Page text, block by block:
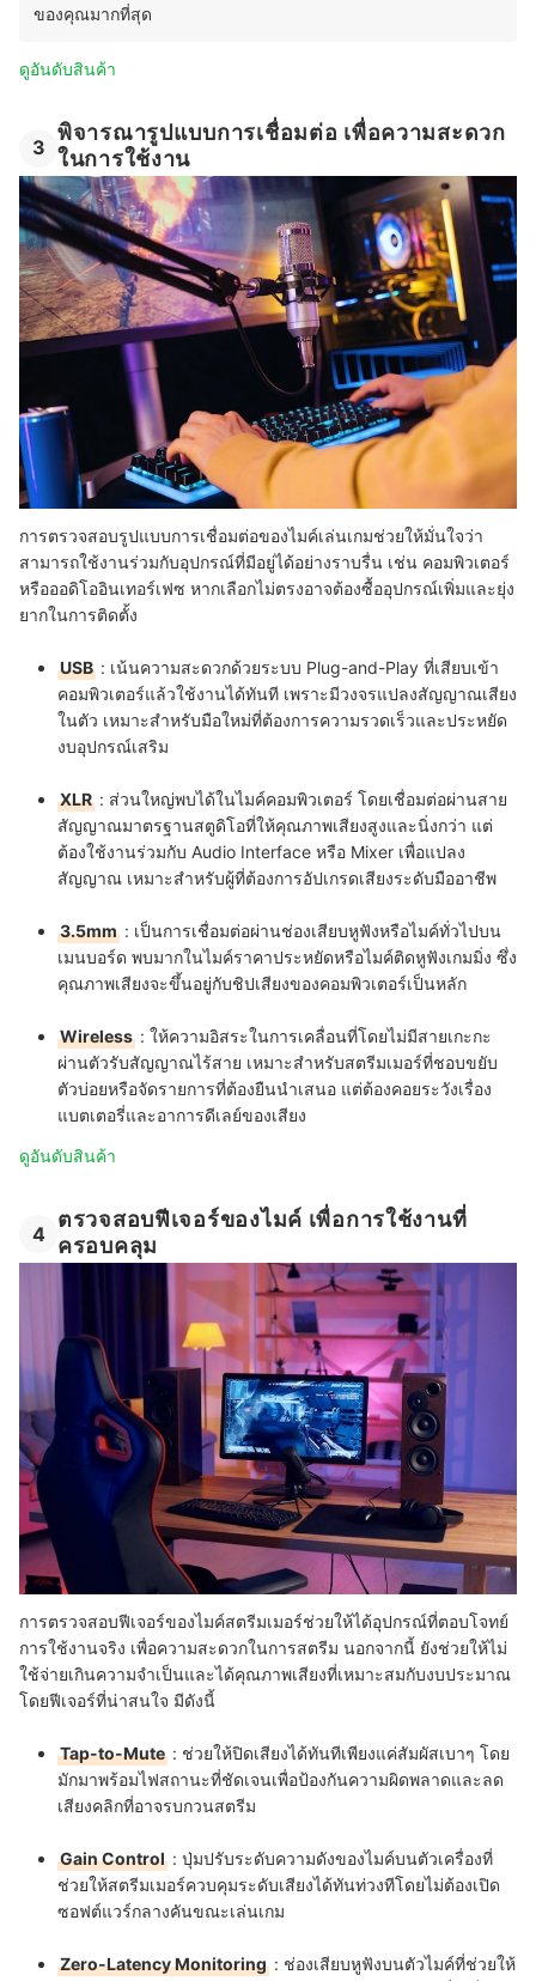
ของคุณมากที่สุด
ดูอันดับสินค้า
3
พิจารณารูปแบบการเชื่อมต่อ เพื่อความสะดวก
ในการใช้งาน
การตรวจสอบรูปแบบการเชื่อมต่อของไมค์เล่นเกมช่วยให้มั่นใจว่า
สามารถใช้งานร่วมกับอุปกรณ์ที่มีอยู่ได้อย่างราบรื่น เช่น คอมพิวเตอร์
หรือออดิโออินเทอร์เฟซ หากเลือกไม่ตรงอาจต้องซื้ออุปกรณ์เพิ่มและยุ่ง
ยากในการติดตั้ง
USB : เน้นความสะดวกด้วยระบบ Plug-and-Play ที่เสียบเข้า
คอมพิวเตอร์แล้วใช้งานได้ทันที เพราะมีวงจรแปลงสัญญาณเสียง
ในตัว เหมาะสำหรับมือใหม่ที่ต้องการความรวดเร็วและประหยัด
งบอุปกรณ์เสริม
XLR : ส่วนใหญ่พบได้ในไมค์คอมพิวเตอร์ โดยเชื่อมต่อผ่านสาย
สัญญาณมาตรฐานสตูดิโอที่ให้คุณภาพเสียงสูงและนิ่งกว่า แต่
ต้องใช้งานร่วมกับ Audio Interface หรือ Mixer เพื่อแปลง
สัญญาณ เหมาะสำหรับผู้ที่ต้องการอัปเกรดเสียงระดับมืออาชีพ
3.5mm : เป็นการเชื่อมต่อผ่านช่องเสียบหูฟังหรือไมค์ทั่วไปบน
เมนบอร์ด พบมากในไมค์ราคาประหยัดหรือไมค์ติดหูฟังเกมมิ่ง ซึ่ง
คุณภาพเสียงจะขึ้นอยู่กับชิปเสียงของคอมพิวเตอร์เป็นหลัก
Wireless : ให้ความอิสระในการเคลื่อนที่โดยไม่มีสายเกะกะ
ผ่านตัวรับสัญญาณไร้สาย เหมาะสำหรับสตรีมเมอร์ที่ชอบขยับ
ตัวบ่อยหรือจัดรายการที่ต้องยืนนำเสนอ แต่ต้องคอยระวังเรื่อง
แบตเตอรี่และอาการดีเลย์ของเสียง
ดูอันดับสินค้า
4
ตรวจสอบฟีเจอร์ของไมค์ เพื่อการใช้งานที่
ครอบคลุม
การตรวจสอบฟีเจอร์ของไมค์สตรีมเมอร์ช่วยให้ได้อุปกรณ์ที่ตอบโจทย์
การใช้งานจริง เพื่อความสะดวกในการสตรีม นอกจากนี้ ยังช่วยให้ไม่
ใช้จ่ายเกินความจำเป็นและได้คุณภาพเสียงที่เหมาะสมกับงบประมาณ
โดยฟีเจอร์ที่น่าสนใจ มีดังนี้
Tap-to-Mute : ช่วยให้ปิดเสียงได้ทันทีเพียงแค่สัมผัสเบาๆ โดย
มักมาพร้อมไฟสถานะที่ชัดเจนเพื่อป้องกันความผิดพลาดและลด
เสียงคลิกที่อาจรบกวนสตรีม
Gain Control : ปุ่มปรับระดับความดังของไมค์บนตัวเครื่องที่
ช่วยให้สตรีมเมอร์ควบคุมระดับเสียงได้ทันท่วงทีโดยไม่ต้องเปิด
ซอฟต์แวร์กลางคันขณะเล่นเกม
Zero-Latency Monitoring : ช่องเสียบหูฟังบนตัวไมค์ที่ช่วยให้